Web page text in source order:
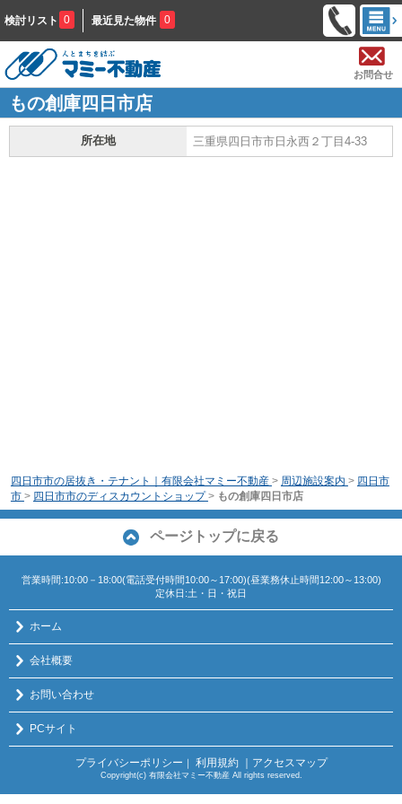
検討リスト 0 最近見た物件 0
お問合せ
もの創庫四日市店
所在地 三重県四日市市日永西２丁目4-33
四日市市の居抜き・テナント｜有限会社マミー不動産 > 周辺施設案内 > 四日市
市 > 四日市市のディスカウントショップ > もの創庫四日市店
ページトップに戻る
営業時間:10:00－18:00(電話受付時間10:00～17:00)(昼業務休止時間12:00～13:00)
定休日:土・日・祝日
ホーム
会社概要
お問い合わせ
PCサイト
プライバシーポリシー ｜ 利用規約 ｜アクセスマップ
Copyright(c) 有限会社マミー不動産 All rights reserved.